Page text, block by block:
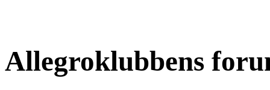
Allegroklubbens